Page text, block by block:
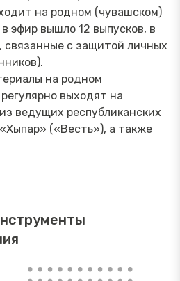
на родном (чувашском)
эфир вышло 12 выпусков, в
связанные с защитой личных
на родном
выходят на
ведущих республиканских
(«Весть»), а также